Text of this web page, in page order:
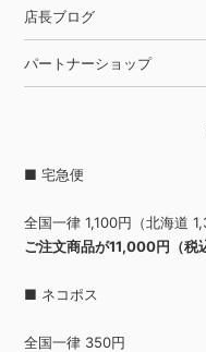
店長ブログ
パートナーショップ
■ 宅急便
全国一律 1,100円（北海道
ご注文商品が11,000円（税
■ ネコポス
全国一律 350円